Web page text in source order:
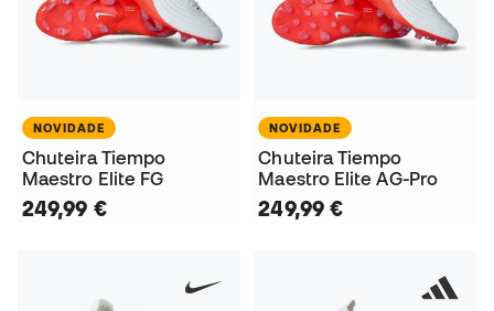
NOVIDADE
Chuteira Tiempo
Maestro Elite FG
249,99 €
NOVIDADE
Chuteira Tiempo
Maestro Elite AG-Pro
249,99 €